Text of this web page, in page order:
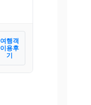
여행객
이용후
기